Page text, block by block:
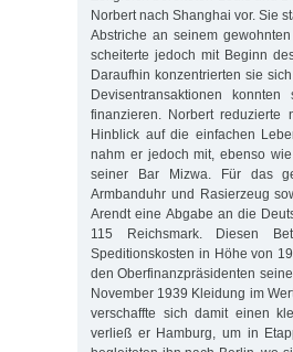
Norbert nach Shanghai vor. Sie
Abstriche an seinem
scheiterte jedoch mit Beginn
Daraufhin konzentrierten sie
Devisentransaktionen
finanzieren. Norbert reduzierte
Hinblick auf die einfachen
nahm er jedoch mit, ebenso
seiner Bar Mizwa. Für das
Armbanduhr und Rasierzeug
Arendt eine Abgabe an die
115 Reichsmark. Diesen
Speditionskosten in Höhe von
den Oberfinanzpräsidenten
November 1939 Kleidung im
verschaffte sich damit einen
verließ er Hamburg, um in